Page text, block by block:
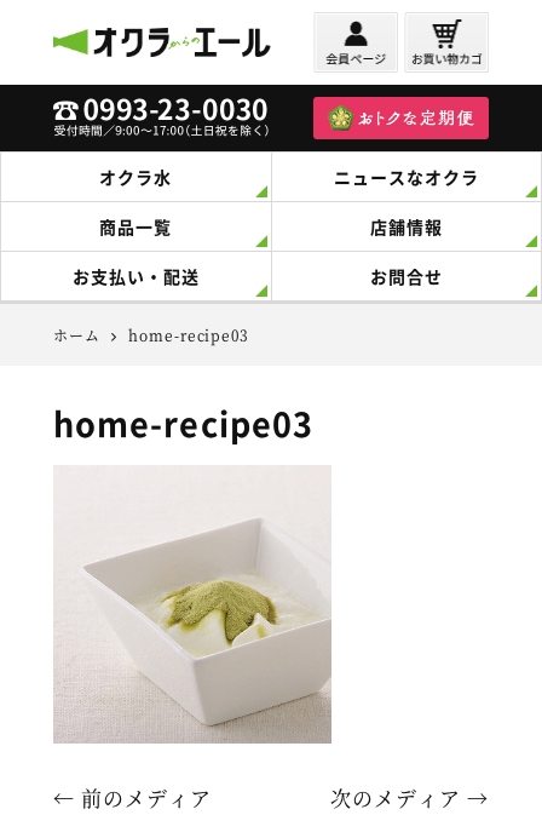
オクラ水 ニュースなオクラ
商品一覧 店舗情報
お支払い・配送 お問合せ
ホーム home-recipe03
home-recipe03
← 前のメディア 次のメディア →